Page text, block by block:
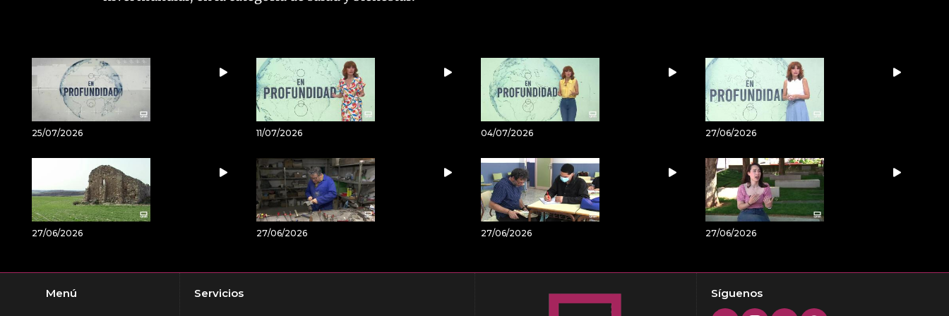
25/07/2026 11/07/2026 04/07/2026 27/06/2026
27/06/2026 27/06/2026 27/06/2026 27/06/2026
Menú Servicios
Síguenos